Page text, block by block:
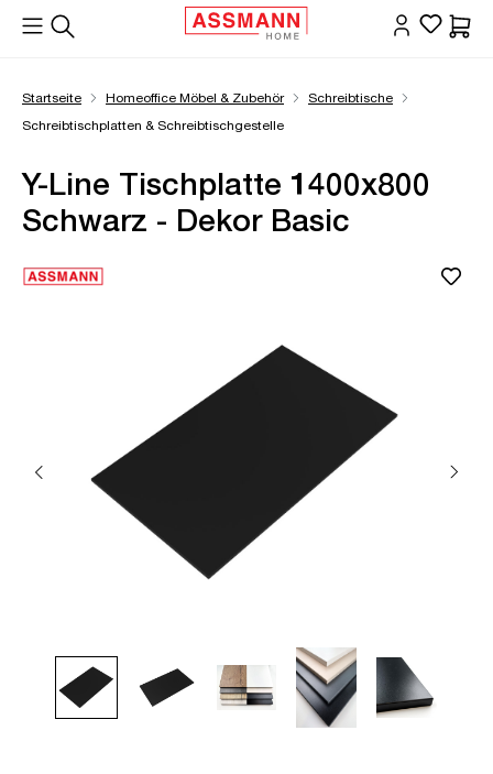
springen
Startseite Homeoffice Möbel & Zubehör
Schreibtische
Schreibtischplatten & Schreibtischgestelle
Y-Line Tischplatte 1400x800
Schwarz - Dekor Basic